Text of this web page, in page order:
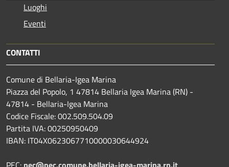
Luoghi
Eventi
CONTATTI
Comune di Bellaria-Igea Marina
Piazza del Popolo, 1 47814 Bellaria Igea Marina (RN) -
47814 - Bellaria-Igea Marina
Codice Fiscale: 002.509.504.09
Partita IVA: 00250950409
IBAN: IT04X0623067710000030644924